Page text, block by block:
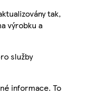
tak,
výrobku a
služby
informace. To